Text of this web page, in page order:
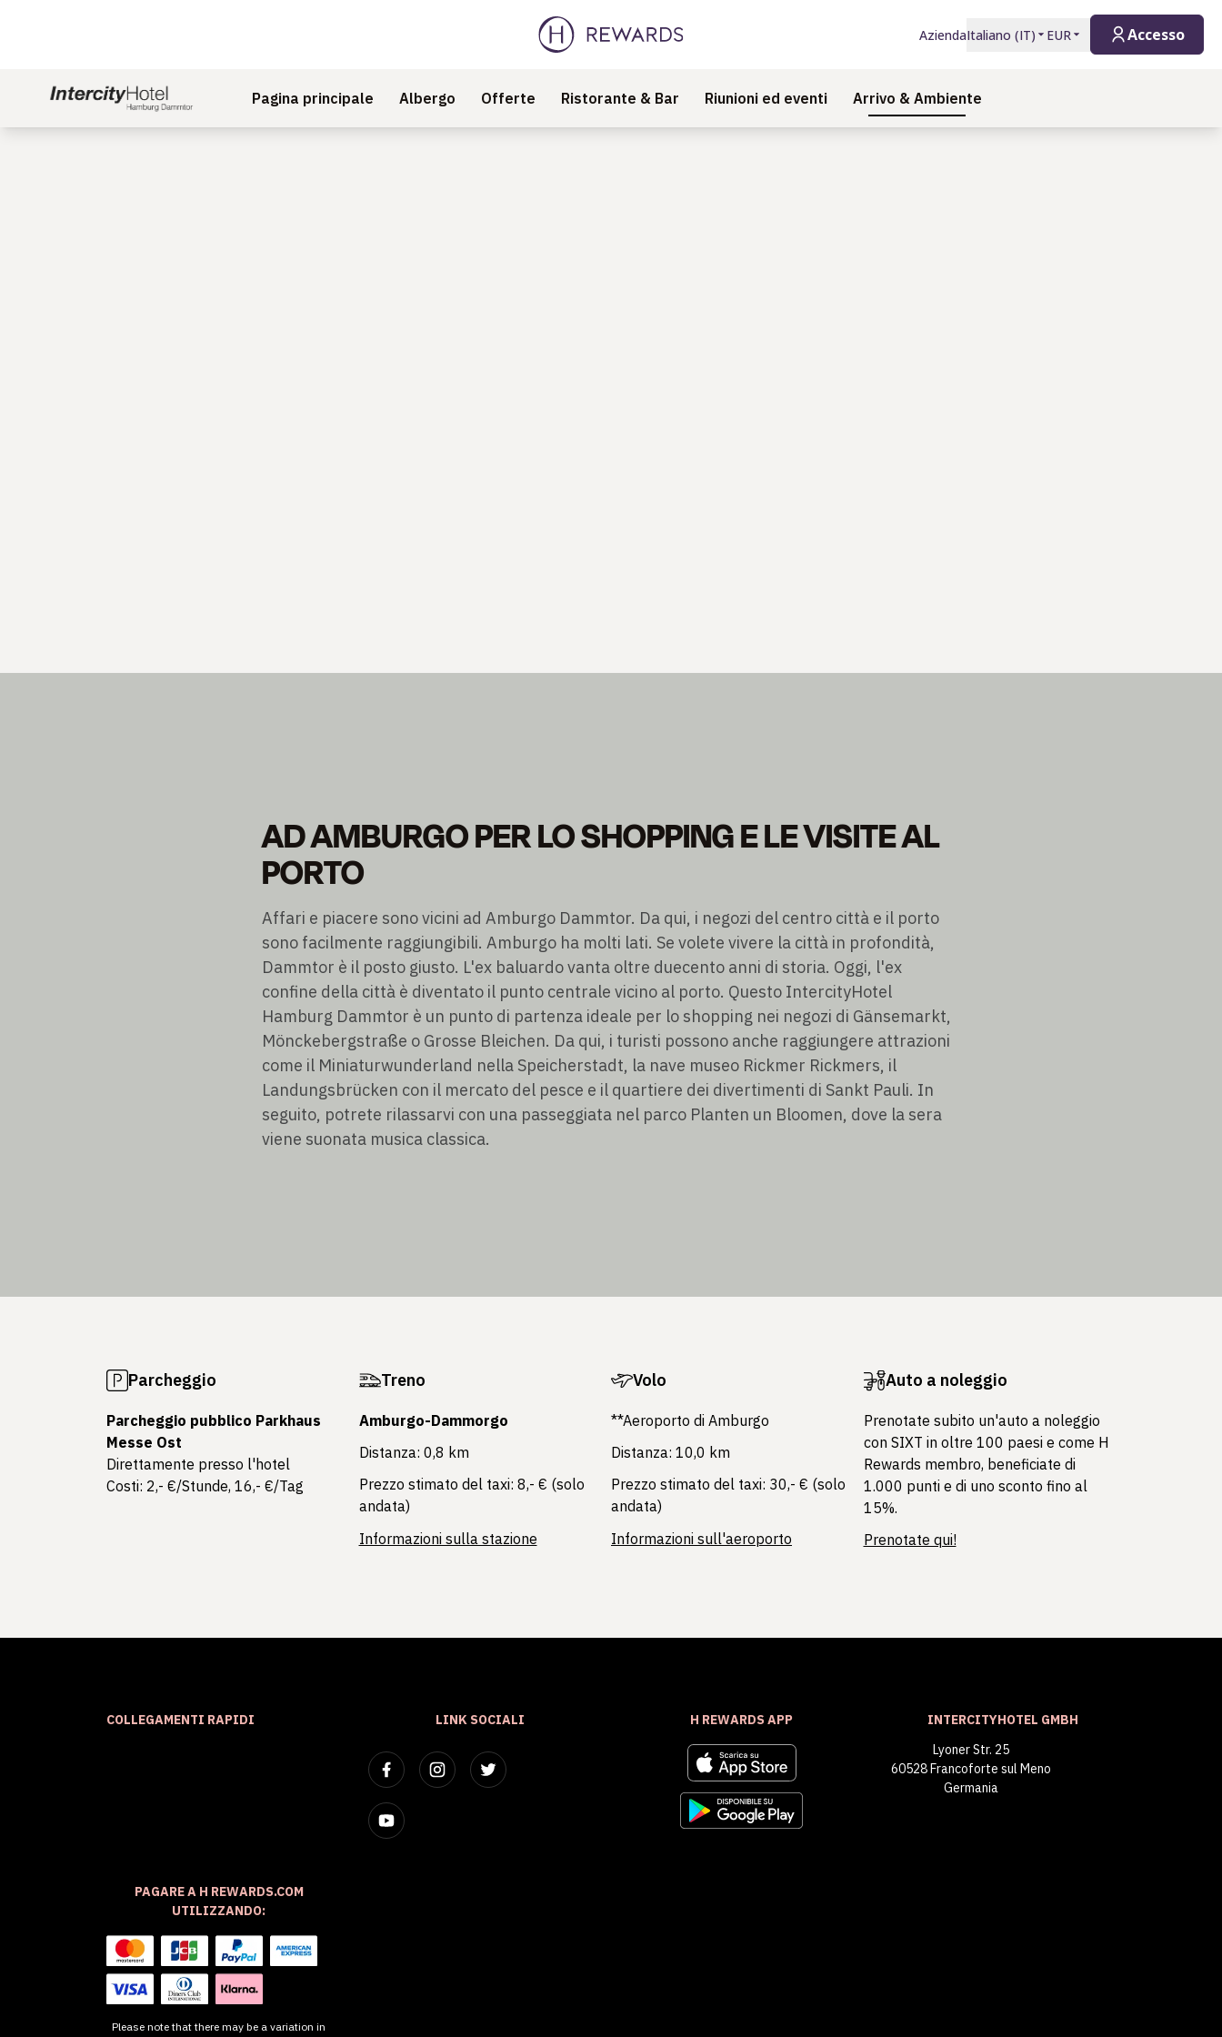
AziendaItaliano (IT) EUR Accesso
Pagina principale Albergo Offerte Ristorante & Bar Riunioni ed eventi Arrivo & Ambiente
AD AMBURGO PER LO SHOPPING E LE VISITE AL
PORTO
Affari e piacere sono vicini ad Amburgo Dammtor. Da qui, i negozi del centro città e il porto
sono facilmente raggiungibili. Amburgo ha molti lati. Se volete vivere la città in profondità,
Dammtor è il posto giusto. L'ex baluardo vanta oltre duecento anni di storia. Oggi, l'ex
confine della città è diventato il punto centrale vicino al porto. Questo IntercityHotel
Hamburg Dammtor è un punto di partenza ideale per lo shopping nei negozi di Gänsemarkt,
Mönckebergstraße o Grosse Bleichen. Da qui, i turisti possono anche raggiungere attrazioni
come il Miniaturwunderland nella Speicherstadt, la nave museo Rickmer Rickmers, il
Landungsbrücken con il mercato del pesce e il quartiere dei divertimenti di Sankt Pauli. In
seguito, potrete rilassarvi con una passeggiata nel parco Planten un Bloomen, dove la sera
viene suonata musica classica.
Parcheggio
Parcheggio pubblico Parkhaus
Messe Ost
Direttamente presso l'hotel
Costi: 2,- €/Stunde, 16,- €/Tag
Treno
Amburgo-Dammorgo
Distanza: 0,8 km
Prezzo stimato del taxi: 8,- € (solo
andata)
Informazioni sulla stazione
Volo
**Aeroporto di Amburgo
Distanza: 10,0 km
Prezzo stimato del taxi: 30,- € (solo
andata)
Informazioni sull'aeroporto
Auto a noleggio
Prenotate subito un'auto a noleggio
con SIXT in oltre 100 paesi e come H
Rewards membro, beneficiate di
1.000 punti e di uno sconto fino al
15%.
Prenotate qui!
COLLEGAMENTI RAPIDI LINK SOCIALI H REWARDS APP
INTERCITYHOTEL GMBH
Lyoner Str. 25
60528 Francoforte sul Meno
Germania
PAGARE A H REWARDS.COM
UTILIZZANDO:
Please note that there may be a variation in